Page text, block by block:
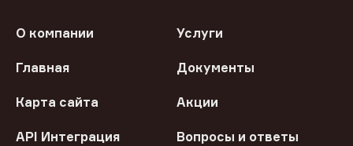
О компании Услуги
Главная Документы
Карта сайта Акции
API Интеграция Вопросы и ответы